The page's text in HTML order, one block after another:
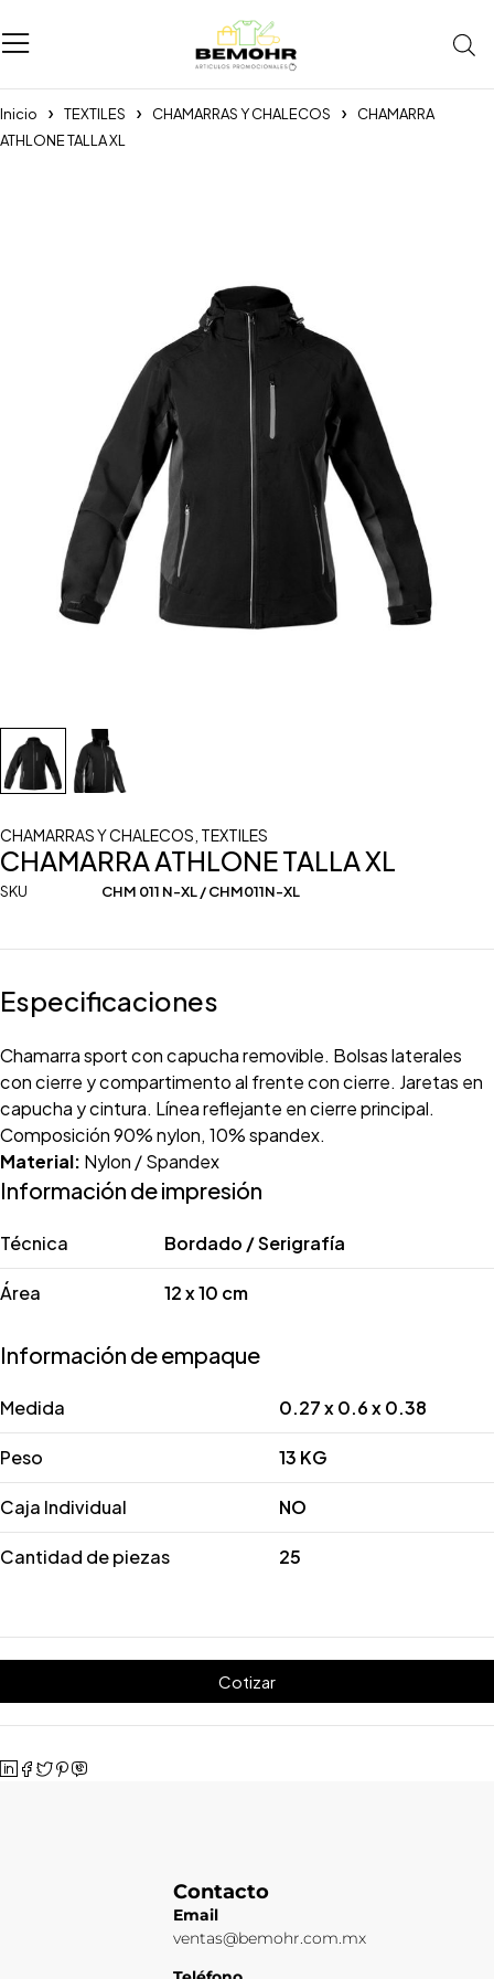
Inicio TEXTILES CHAMARRAS Y CHALECOS
CHAMARRA
ATHLONE TALLA XL
CHAMARRAS Y CHALECOS TEXTILES
CHAMARRA ATHLONE TALLA XL
SKU CHM 011 N-XL / CHM011N-XL
Especificaciones
Chamarra sport con capucha removible. Bolsas laterales
con cierre y compartimento al frente con cierre. Jaretas en
capucha y cintura. Línea reflejante en cierre principal.
Composición 90% nylon, 10% spandex.
Material: Nylon / Spandex
Información de impresión
Técnica Bordado / Serigrafía
Área 12 x 10 cm
Información de empaque
Medida 0.27 x 0.6 x 0.38
Peso 13 KG
Caja Individual NO
Cantidad de piezas 25
Cotizar
Contacto
Email
ventas@bemohr.com.mx